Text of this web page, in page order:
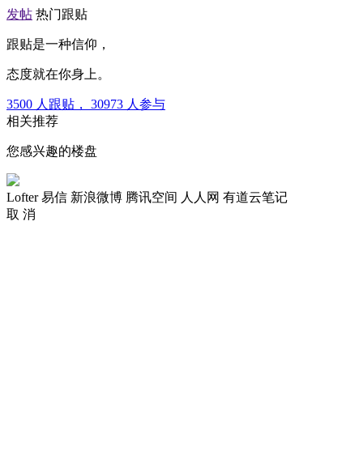
发帖 热门跟贴
跟贴是一种信仰，
态度就在你身上。
3500 人跟贴， 30973 人参与
相关推荐
您感兴趣的楼盘
Lofter 易信 新浪微博 腾讯空间 人人网 有道云笔记
取 消